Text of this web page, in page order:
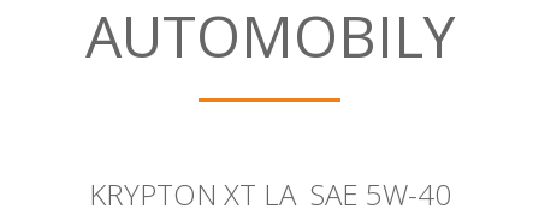
AUTOMOBILY
KRYPTON XT LA SAE 5W-40